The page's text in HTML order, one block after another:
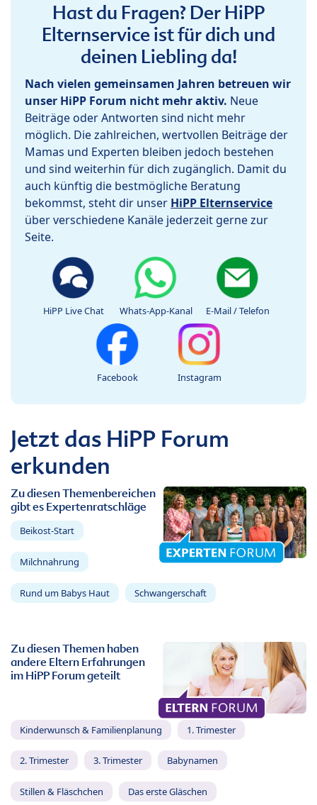
Hast du Fragen? Der HiPP
Elternservice ist für dich und
deinen Liebling da!
Nach vielen gemeinsamen Jahren betreuen wir
unser HiPP Forum nicht mehr aktiv. Neue
Beiträge oder Antworten sind nicht mehr
möglich. Die zahlreichen, wertvollen Beiträge der
Mamas und Experten bleiben jedoch bestehen
und sind weiterhin für dich zugänglich. Damit du
auch künftig die bestmögliche Beratung
bekommst, steht dir unser HiPP Elternservice
über verschiedene Kanäle jederzeit gerne zur
Seite.
HiPP Live Chat Whats-App-Kanal E-Mail / Telefon
Facebook Instagram
Jetzt das HiPP Forum
erkunden
Zu diesen Themenbereichen
gibt es Expertenratschläge
Beikost-Start
Milchnahrung
Rund um Babys Haut Schwangerschaft
Zu diesen Themen haben
andere Eltern Erfahrungen
im HiPP Forum geteilt
Kinderwunsch & Familienplanung 1. Trimester
2. Trimester 3. Trimester Babynamen
Stillen & Fläschchen Das erste Gläschen